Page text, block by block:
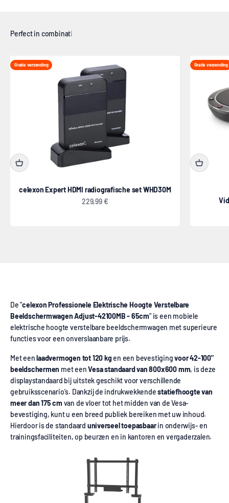
Gratis verzending
celexon Expert HDMI radiografische set WHD30M
Aanbiedingsprijs
229,99 €
Gratis verzending
De "celexon Professionele Elektrische Hoogte Verstelbare
Beeldschermwagen Adjust-42100MB- 65cm" is een mobiele
elektrische hoogte verstelbare beeldschermwagen met superieure
functies voor een onverslaanbare prijs.
Met eenlaadvermogen tot 120 kgen een bevestigingvoor 42-100"
beeldschermen met eenVesa standaard van 800x600 mm, is deze
displaystandaard bij uitstek geschikt voor verschillende
gebruiksscenario's. Dankzij de indrukwekkendestatiefhoogte van
meer dan 175 cm van de vloer tot het midden van de Vesa-
bevestiging, kunt u een breed publiek bereiken met uw inhoud.
Hierdoor is de standaard universeel toepasbaarin onderwijs- en
trainingsfaciliteiten, op beurzen en in kantoren en vergaderzalen.